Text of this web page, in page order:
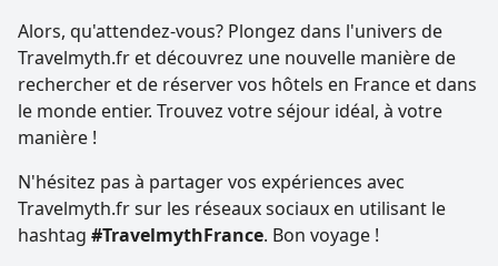
Alors, qu'attendez-vous? Plongez dans l'univers de
Travelmyth.fr et découvrez une nouvelle manière de
rechercher et de réserver vos hôtels en France et dans
le monde entier. Trouvez votre séjour idéal, à votre
manière !
N'hésitez pas à partager vos expériences avec
Travelmyth.fr sur les réseaux sociaux en utilisant le
hashtag #TravelmythFrance. Bon voyage !